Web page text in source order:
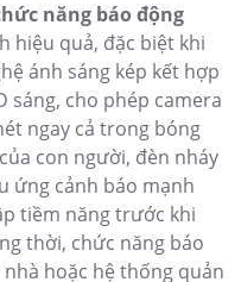
năng báo động
hiệu quả, đặc biệt khi
ánh sáng kép kết hợp
sáng, cho phép camera
ngay cả trong bóng
con người, đèn nháy
ứng cảnh báo mạnh
tiềm năng trước khi
thời, chức năng báo
hoặc hệ thống quản